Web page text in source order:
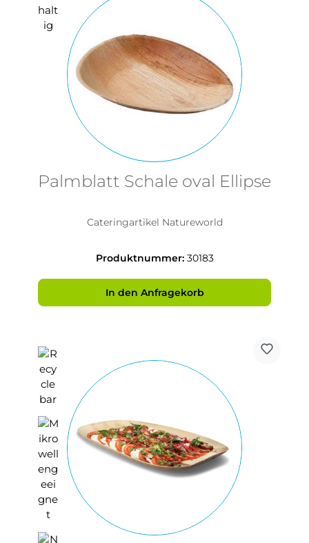
Palmblatt Schale oval Ellipse
Cateringartikel Natureworld
Produktnummer: 30183
In den Anfragekorb